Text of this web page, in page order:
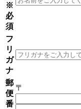
※
必
須
フ
リ
ガ
ナ
郵
便
番
〒